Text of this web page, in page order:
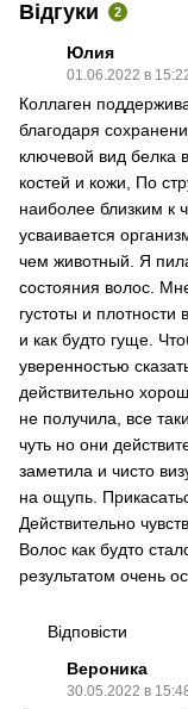
Відгуки 2
Юлия
01.06.2022 в
Коллаген
благодаря
ключевой вид белка
костей и кожи, По
наиболее близким к
усваивается
чем животный. Я
состояния волос.
густоты и
и как будто гуще.
уверенностью
действительно
не получила, все
чуть но они
заметила и чисто
на ощупь.
Действительно
Волос как будто
результатом очень
Відповісти
Вероника
30.05.2022 в